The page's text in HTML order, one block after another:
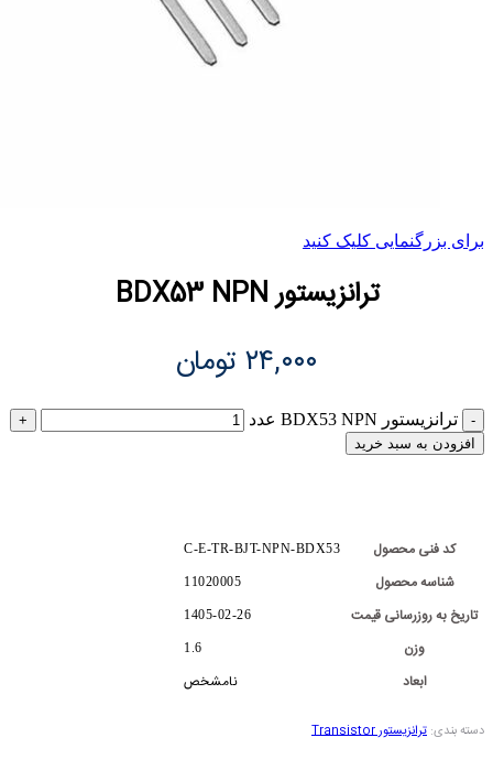
برای بزرگنمایی کلیک کنید
ترانزیستور BDX53 NPN
۲۴,۰۰۰ تومان
ترانزیستور BDX53 NPN عدد
افزودن به سبد خرید
کد فنی محصول C-E-TR-BJT-NPN-BDX53
شناسه محصول 11020005
تاریخ به روزرسانی قیمت 1405-02-26
وزن 1.6
ابعاد نامشخص
دسته بندی: ترانزیستور Transistor